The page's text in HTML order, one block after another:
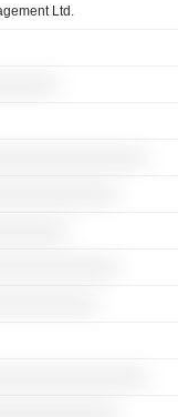
Ltd.